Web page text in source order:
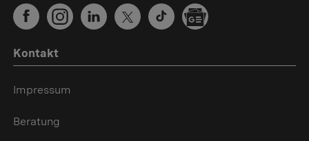
Kontakt
Impressum
Beratung